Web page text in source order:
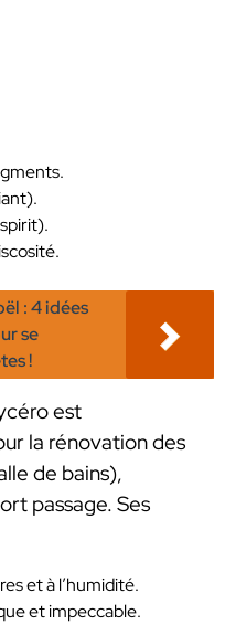
: 4 idées
se
!
est
la rénovation des
de bains),
passage. Ses
et à l’humidité.
et impeccable.